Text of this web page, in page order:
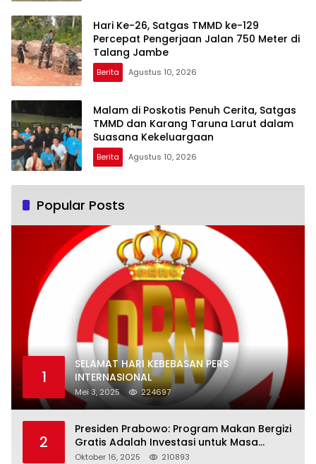
Hari Ke-26, Satgas TMMD ke-129
Percepat Pengerjaan Jalan 750 Meter di
Talang Jambe
Berita Agustus 10, 2026
Malam di Poskotis Penuh Cerita, Satgas
TMMD dan Karang Taruna Larut dalam
Suasana Kekeluargaan
Berita Agustus 10, 2026
Popular Posts
1
SELAMAT HARI KEBEBASAN PERS
INTERNASIONAL
Mei 3, 2025 224697
2
Presiden Prabowo: Program Makan Bergizi
Gratis Adalah Investasi untuk Masa
Depan Bangsa
Oktober 16, 2025 210893